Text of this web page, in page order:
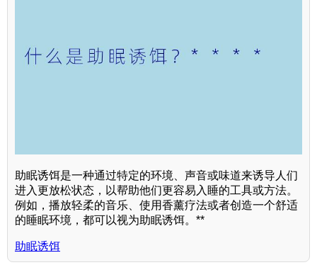
助眠诱饵是一种通过特定的环境、声音或味道来诱导人们
进入更放松状态，以帮助他们更容易入睡的工具或方法。
例如，播放轻柔的音乐、使用香薰疗法或者创造一个舒适
的睡眠环境，都可以视为助眠诱饵。**
助眠诱饵